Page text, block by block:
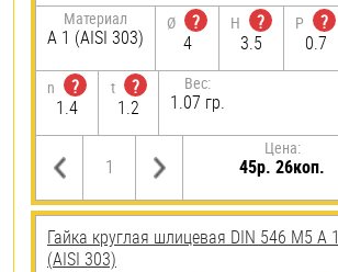
Материал
А 1 (AISI 303)
Ø
?
4
H
?
3.5
P
?
0.7
n
?
1.4
t
?
1.2
Вес:
1.07 гр.
Цена:
45р. 26коп.
Гайка круглая шлицевая DIN 546 М5 А 1
(AISI 303)